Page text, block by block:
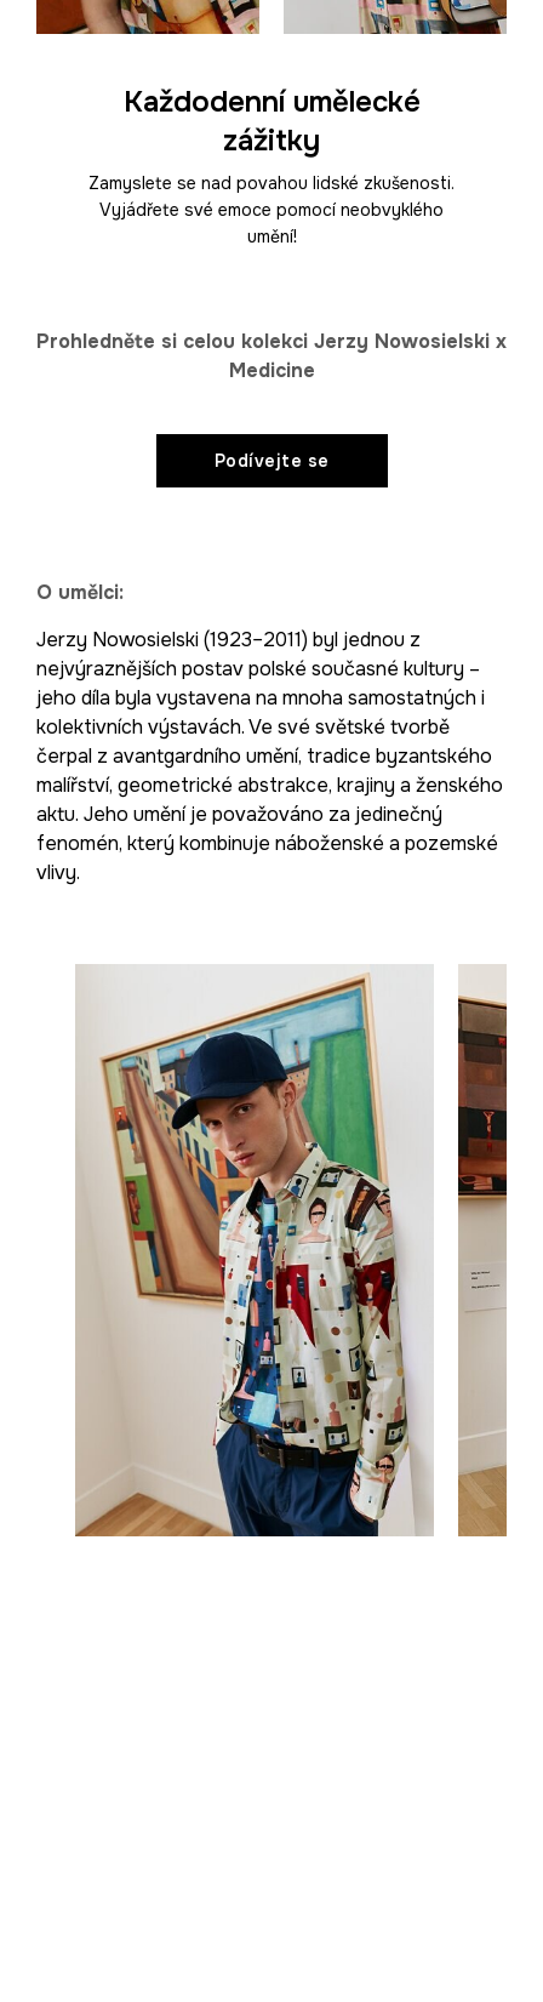
Každodenní umělecké
zážitky
Zamyslete se nad povahou lidské zkušenosti.
Vyjádřete své emoce pomocí neobvyklého
umění!
Prohledněte si celou kolekci Jerzy Nowosielski x
Medicine
Podívejte se
O umělci:
Jerzy Nowosielski (1923–2011) byl jednou z
nejvýraznějších postav polské současné kultury –
jeho díla byla vystavena na mnoha samostatných i
kolektivních výstavách. Ve své světské tvorbě
čerpal z avantgardního umění, tradice byzantského
malířství, geometrické abstrakce, krajiny a ženského
aktu. Jeho umění je považováno za jedinečný
fenomén, který kombinuje náboženské a pozemské
vlivy.